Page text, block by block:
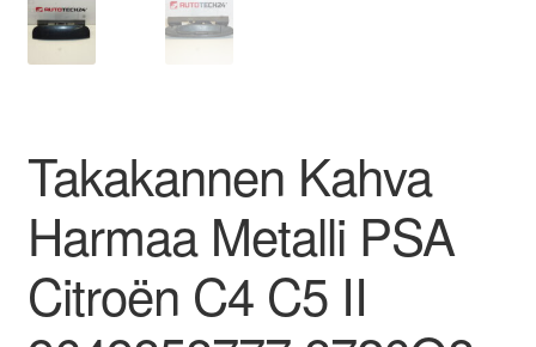
Tarkista
Tilini
Valitukset
Takakannen Kahva
Harmaa Metalli PSA
Citroën C4 C5 II